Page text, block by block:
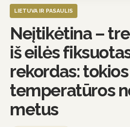
LIETUVA IR PASAULIS
Neįtikėtina –
iš eilės
rekordas: tokios
temperatūros
metus